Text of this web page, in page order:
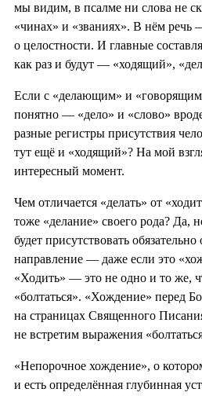
мы видим, в псалме ни слова не
«чинах» и «званиях». В нём речь
о целостности. И главные
как раз и будут — «ходящий»,
Если с «делающим» и
понятно — «дело» и «слово»
разные регистры присутствия
тут ещё и «ходящий»? На мой
интересный момент.
Чем отличается «делать» от
тоже «делание» своего рода? Да,
будет присутствовать
направление — даже если это
«Ходить» — это не одно и то же,
«болтаться». «Хождение» перед
на страницах Священного
не встретим выражения
«Непорочное хождение», о
и есть определённая глубинная